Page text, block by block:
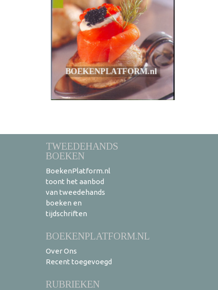
TWEEDEHANDS
BOEKEN
BoekenPlatform.nl
toont het aanbod
van tweedehands
boeken en
tijdschriften
BOEKENPLATFORM.NL
Over Ons
Recent toegevoegd
RUBRIEKEN